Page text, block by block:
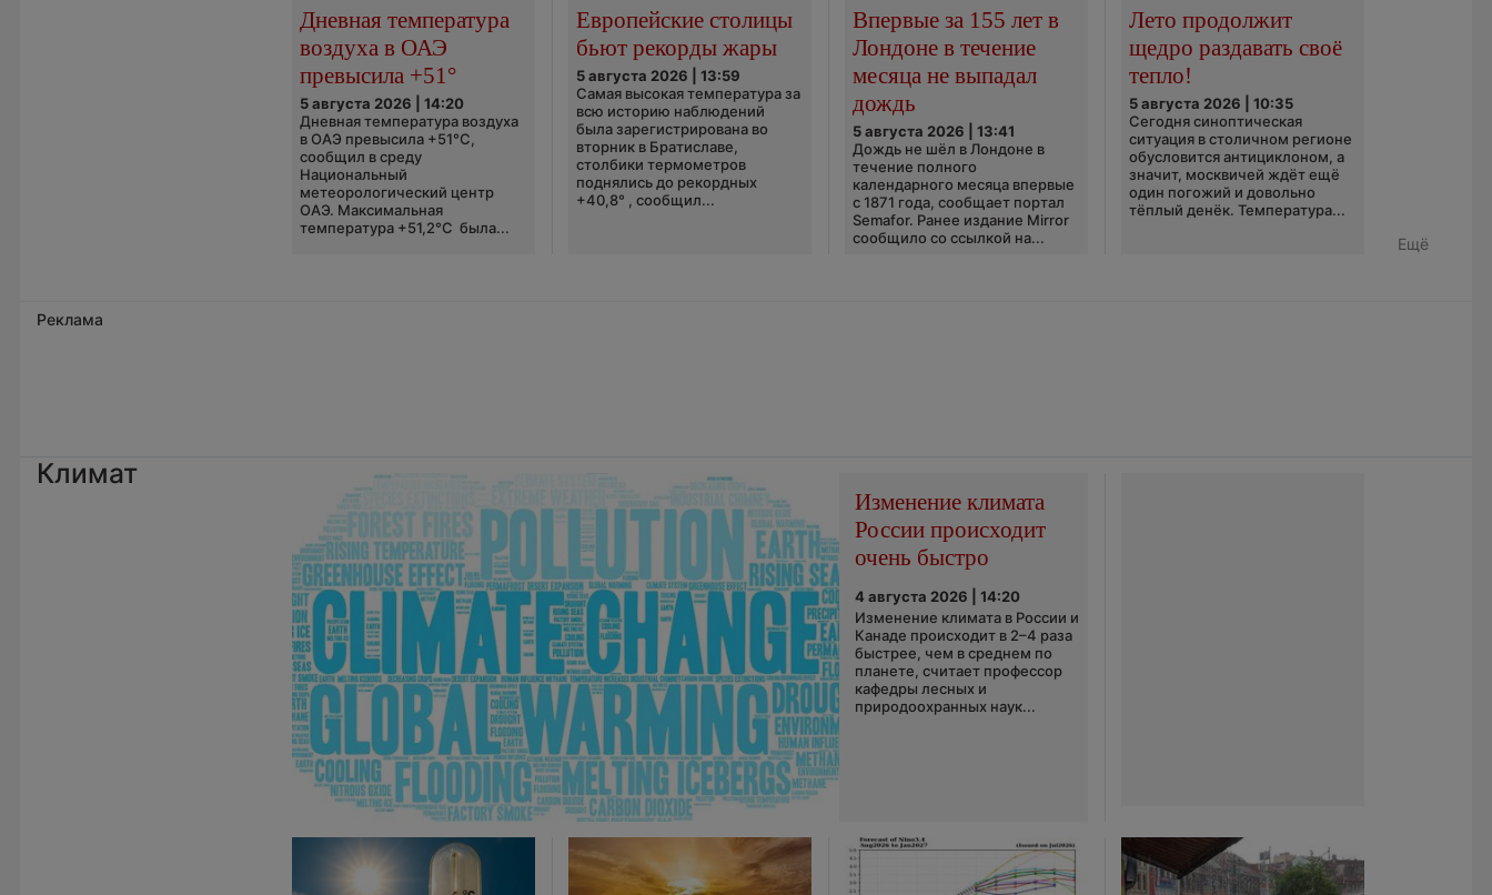
Дневная температура
воздуха в ОАЭ
превысила +51°
5 августа 2026 | 14:20
Дневная температура воздуха
в ОАЭ превысила +51°C,
сообщил в среду
Национальный
метеорологический центр
ОАЭ. Максимальная
температура +51,2°C была...
Европейские столицы
бьют рекорды жары
5 августа 2026 | 13:59
Самая высокая температура за
всю историю наблюдений
была зарегистрирована во
вторник в Братиславе,
столбики термометров
поднялись до рекордных
+40,8° , сообщил...
Впервые за 155 лет в
Лондоне в течение
месяца не выпадал
дождь
5 августа 2026 | 13:41
Дождь не шёл в Лондоне в
течение полного
календарного месяца впервые
с 1871 года, сообщает портал
Semafor. Ранее издание Mirror
сообщило со ссылкой на...
Лето продолжит
щедро раздавать своё
тепло!
5 августа 2026 | 10:35
Сегодня синоптическая
ситуация в столичном регионе
обусловится антициклоном, а
значит, москвичей ждёт ещё
один погожий и довольно
тёплый денёк. Температура...
Ещё
Реклама
Климат
Изменение климата
России происходит
очень быстро
4 августа 2026 | 14:20
Изменение климата в России и
Канаде происходит в 2–4 раза
быстрее, чем в среднем по
планете, считает профессор
кафедры лесных и
природоохранных наук...